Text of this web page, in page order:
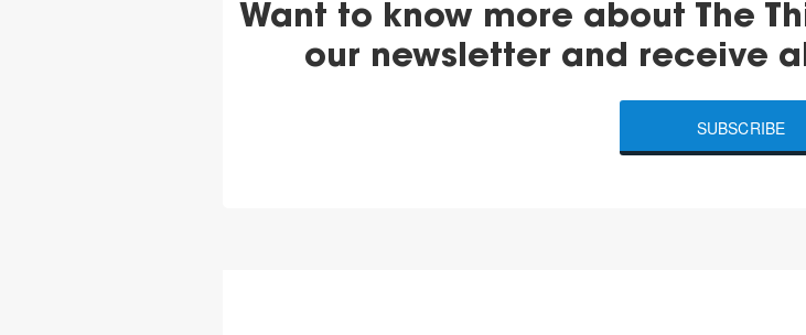
Want to know more about The
our newsletter and receive
SUBSCRIBE